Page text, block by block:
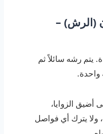
(الرش) –
يتم رشه سائلاً ثم
واحدة.
أضيق الزوايا،
ولا يترك أي فواصل